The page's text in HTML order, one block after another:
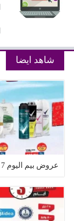
شاهد ايضا
عروض بيم اليوم 7 حتى الاثنين 10 اغسطس 2026